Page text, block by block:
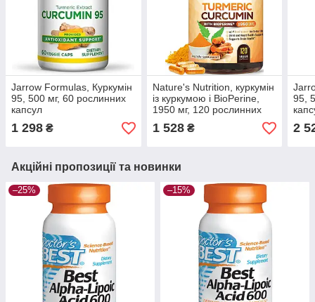
Jarrow Formulas, Куркумін
95, 500 мг, 60 рослинних
капсул
1 298 ₴
Nature's Nutrition, куркумін
із куркумою і BioPerine,
1950 мг, 120 рослинних
капсул
1 528₴
95,
2
Акційні пропозиції та новинки
–25% –15%